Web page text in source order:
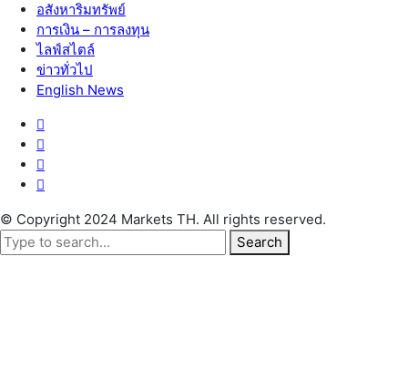
อสังหาริมทรัพย์
การเงิน – การลงทุน
ไลฟ์สไตล์
ข่าวทั่วไป
English News
© Copyright 2024 Markets TH. All rights reserved.
Search